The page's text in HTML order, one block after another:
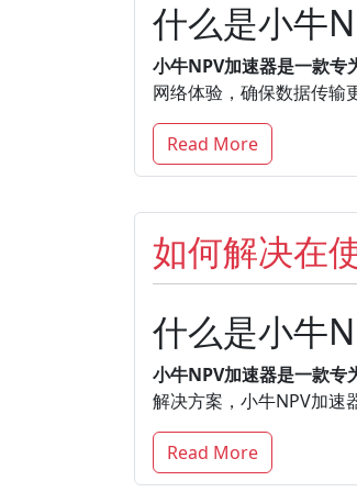
什么是小牛
小牛NPV加速器是一款专
网络体验，确保数据传输
Read More
如何解决在
什么是小牛
小牛NPV加速器是一款专
解决方案，小牛NPV加速
Read More